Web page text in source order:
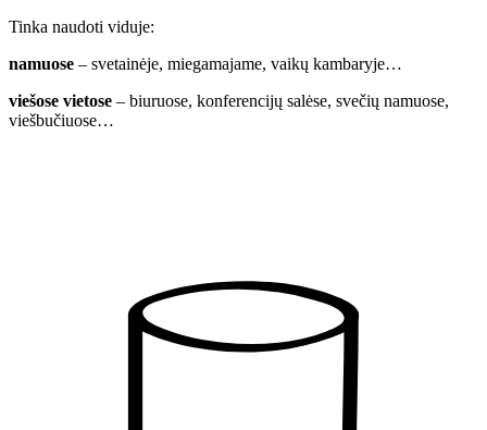
Tinka naudoti viduje:
namuose – svetainėje, miegamajame, vaikų kambaryje…
viešose vietose – biuruose, konferencijų salėse, svečių namuose,
viešbučiuose…